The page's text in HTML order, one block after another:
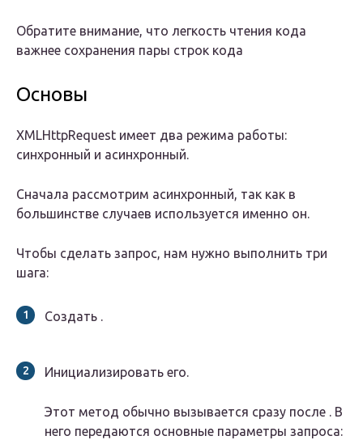
Обратите внимание, что легкость чтения кода
важнее сохранения пары строк кода
Основы
XMLHttpRequest имеет два режима работы:
синхронный и асинхронный.
Сначала рассмотрим асинхронный, так как в
большинстве случаев используется именно он.
Чтобы сделать запрос, нам нужно выполнить три
шага:
Создать .
Инициализировать его.
Этот метод обычно вызывается сразу после . В
него передаются основные параметры запроса: